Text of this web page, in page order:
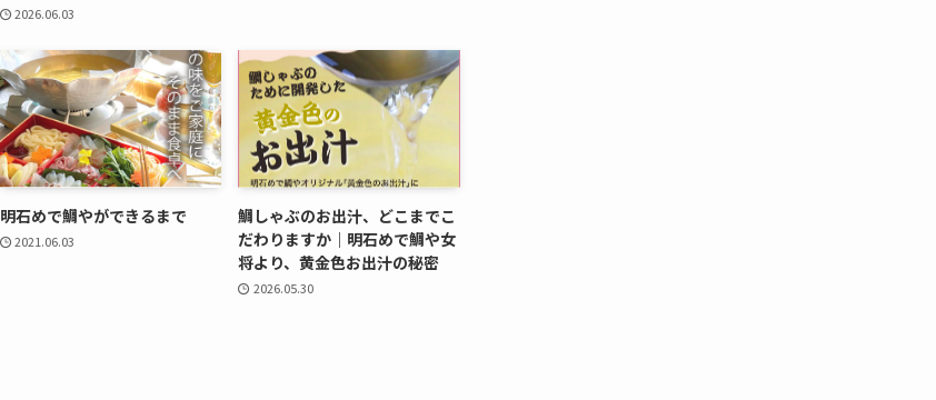
2026.06.03
明石めで鯛やができるまで
2021.06.03
鯛しゃぶのお出汁、どこまでこ
だわりますか｜明石めで鯛や女
将より、黄金色お出汁の秘密
2026.05.30